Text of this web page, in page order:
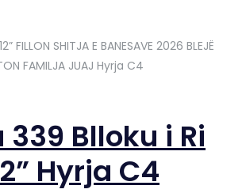
FILLON SHITJA E BANESAVE 2026 BLEJË
FAMILJA JUAJ Hyrja C4
Blloku i Ri
Hyrja C4